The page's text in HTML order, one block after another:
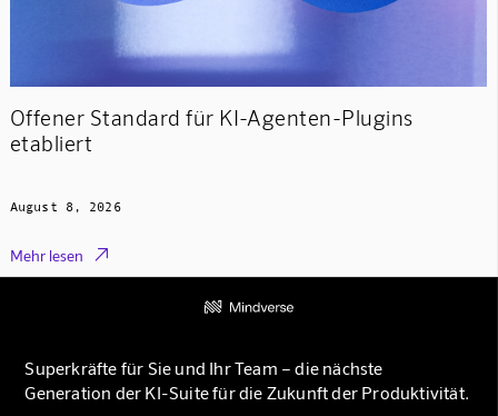
Offener Standard für KI-Agenten-Plugins
etabliert
August 8, 2026
Mehr lesen 
Superkräfte für Sie und Ihr Team – die nächste
Generation der KI-Suite für die Zukunft der Produktivität.